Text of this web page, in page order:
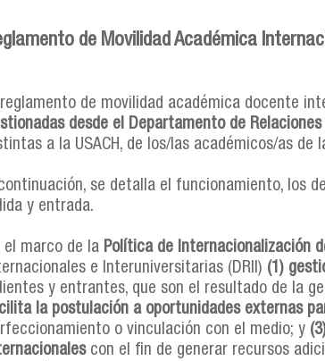
de Movilidad Académica
reglamento de movilidad académica docente
desde el Departamento de
a la USACH, de los/las académicos/as de
se detalla el funcionamiento, los
y entrada.
el marco de la Política de Internacionalización
e Interuniversitarias (DRII) (1)
y entrantes, que son el resultado de la
la postulación a oportunidades externas
o vinculación con el medio; y
con el fin de generar recursos